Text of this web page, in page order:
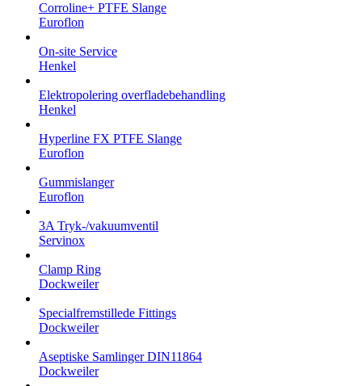
Corroline+ PTFE Slange
Euroflon
On-site Service
Henkel
Elektropolering overfladebehandling
Henkel
Hyperline FX PTFE Slange
Euroflon
Gummislanger
Euroflon
3A Tryk-/vakuumventil
Servinox
Clamp Ring
Dockweiler
Specialfremstillede Fittings
Dockweiler
Aseptiske Samlinger DIN11864
Dockweiler